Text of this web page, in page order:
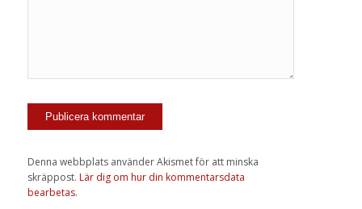
Denna webbplats använder Akismet för att minska
skräppost. Lär dig om hur din kommentarsdata
bearbetas.